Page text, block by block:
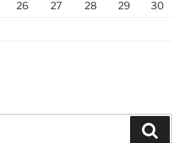
26 27 28 29
30